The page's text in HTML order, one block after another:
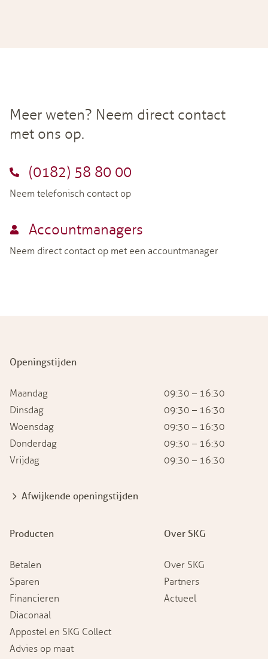
Meer weten? Neem direct contact
met ons op.
(0182) 58 80 00
Neem telefonisch contact op
Accountmanagers
Neem direct contact op met een accountmanager
Producten
Betalen
Sparen
Financieren
Diaconaal
Appostel en SKG Collect
Advies op maat
Over SKG
Over SKG
Partners
Actueel
Openingstijden
Maandag
09:30 – 16:30
Dinsdag
09:30 – 16:30
Woensdag
09:30 – 16:30
Donderdag
09:30 – 16:30
Vrijdag
09:30 – 16:30
Afwijkende openingstijden